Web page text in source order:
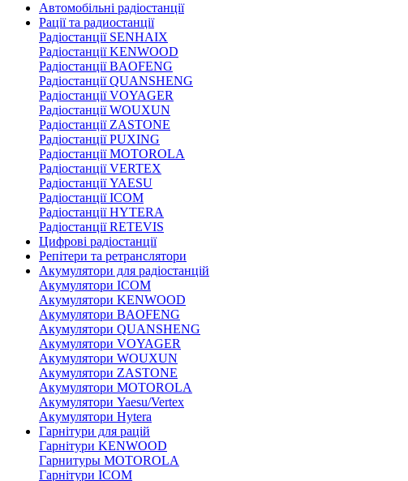
Автомобільні радіостанції
Рації та радиостанції
Радіостанції SENHAIX
Радіостанції KENWOOD
Радіостанції BAOFENG
Радіостанції QUANSHENG
Радіостанції VOYAGER
Радіостанції WOUXUN
Радіостанції ZASTONE
Радіостанції PUXING
Радіостанції MOTOROLA
Радіостанції VERTEX
Радіостанції YAESU
Радіостанції ICOM
Радіостанції HYTERA
Радіостанції RETEVIS
Цифрові радіостанції
Репітери та ретранслятори
Акумулятори для радіостанцій
Акумулятори ICOM
Акумулятори KENWOOD
Акумулятори BAOFENG
Акумулятори QUANSHENG
Акумулятори VOYAGER
Акумулятори WOUXUN
Акумулятори ZASTONE
Акумулятори MOTOROLA
Акумулятори Yaesu/Vertex
Акумулятори Hytera
Гарнітури для рацій
Гарнітури KENWOOD
Гарнитуры MOTOROLA
Гарнітури ICOM